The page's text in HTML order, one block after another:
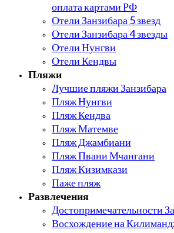
оплата картами РФ
Отели Занзибара 5 звезд
Отели Занзибара 4 звезды
Отели Нунгви
Отели Кендвы
Пляжи
Лучшие пляжи Занзибара
Пляж Нунгви
Пляж Кендва
Пляж Матемве
Пляж Джамбиани
Пляж Пвани Мчангани
Пляж Кизимкази
Паже пляж
Развлечения
Достопримечательности
Восхождение на